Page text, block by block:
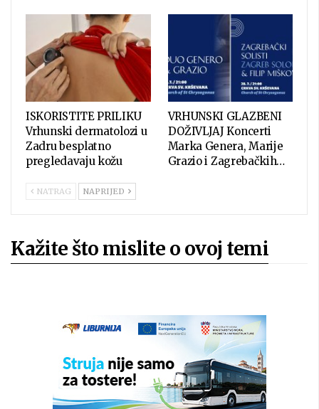
ISKORISTITE PRILIKU
Vrhunski dermatolozi u
Zadru besplatno
pregledavaju kožu
VRHUNSKI GLAZBENI
DOŽIVLJAJ Koncerti
Marka Genera, Marije
Grazio i Zagrebačkih…
NATRAG NAPRIJED
Kažite što mislite o ovoj temi